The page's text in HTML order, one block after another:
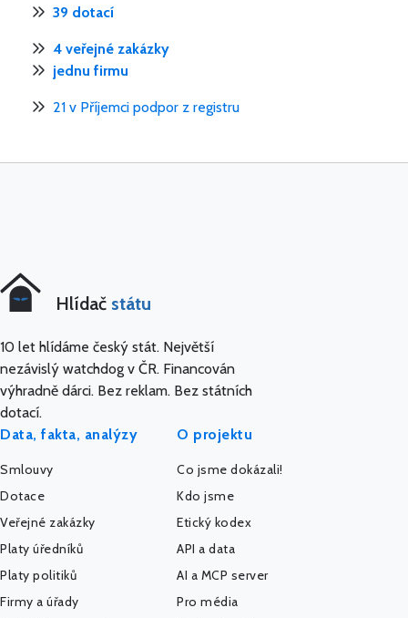
39 dotací
4 veřejné zakázky
jednu firmu
21 v Příjemci podpor z registru
Hlídač státu
10 let hlídáme český stát. Největší
nezávislý watchdog v ČR. Financován
výhradně dárci. Bez reklam. Bez státních
dotací.
Data, fakta, analýzy
Smlouvy
Dotace
Veřejné zakázky
Platy úředníků
Platy politiků
Firmy a úřady
O projektu
Co jsme dokázali!
Kdo jsme
Etický kodex
API a data
AI a MCP server
Pro média